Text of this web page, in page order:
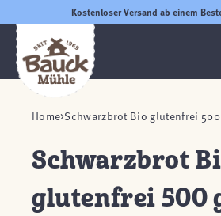
Kostenloser Versand ab einem
Home Schwarzbrot Bio glutenfrei
Schwarzbrot
glutenfrei 500